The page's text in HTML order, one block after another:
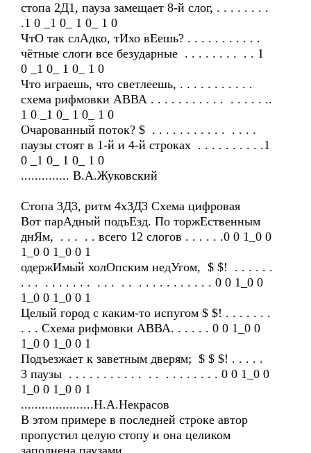
стопа 2Д1, пауза замещает 8-й слог, . . . . . . . .
.1 0 _1 0_ 1 0_ 1 0
ЧтО так слАдко, тИхо вЕешь? . . . . . . . . . . .
чётные слоги все безударные . . . . . . . . . . 1
0 _1 0_ 1 0_ 1 0
Что играешь, что светлеешь, . . . . . . . . . . .
схема рифмовки АВВА . . . . . . . . . . . . . . . . ..
1 0 _1 0_ 1 0_ 1 0
Очарованный поток? $ . . . . . . . . . . . . . . .
паузы стоят в 1-й и 4-й строках . . . . . . . . . .1
0 _1 0_ 1 0_ 1 0
.............. В.А.Жуковский
Стопа 3Д3, ритм 4х3Д3 Схема цифровая
Вот парАдный подъЕзд. По торжЕственным
днЯм, . . . . . всего 12 слогов . . . . . .0 0 1_0 0
1_0 0 1_0 0 1
одержИмый холОпским недУгом, $ $! . . . . . .
. . . . . . . . . . . . . . . . . . . . . . . . . . 0 0 1_0 0
1_0 0 1_0 0 1
Целый город с каким-то испугом $ $! . . . . . . .
. . . Схема рифмовки АВВА. . . . . . 0 0 1_0 0
1_0 0 1_0 0 1
Подъезжает к заветным дверям; $ $ $! . . . . .
3 паузы . . . . . . . . . . . . . . . . . . . . . 0 0 1_0 0
1_0 0 1_0 0 1
.....................Н.А.Некрасов
В этом примере в последней строке автор
пропустил целую стопу и она целиком
заполнена паузами,